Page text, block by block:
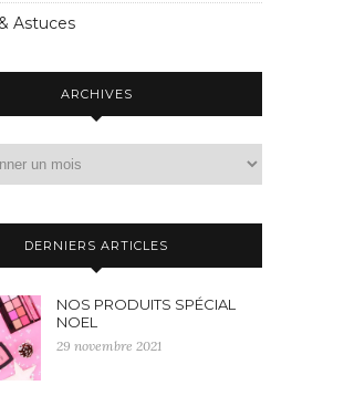
Astuces
ARCHIVES
DERNIERS ARTICLES
NOS PRODUITS SPÉCIAL
NOEL
29 novembre 2021